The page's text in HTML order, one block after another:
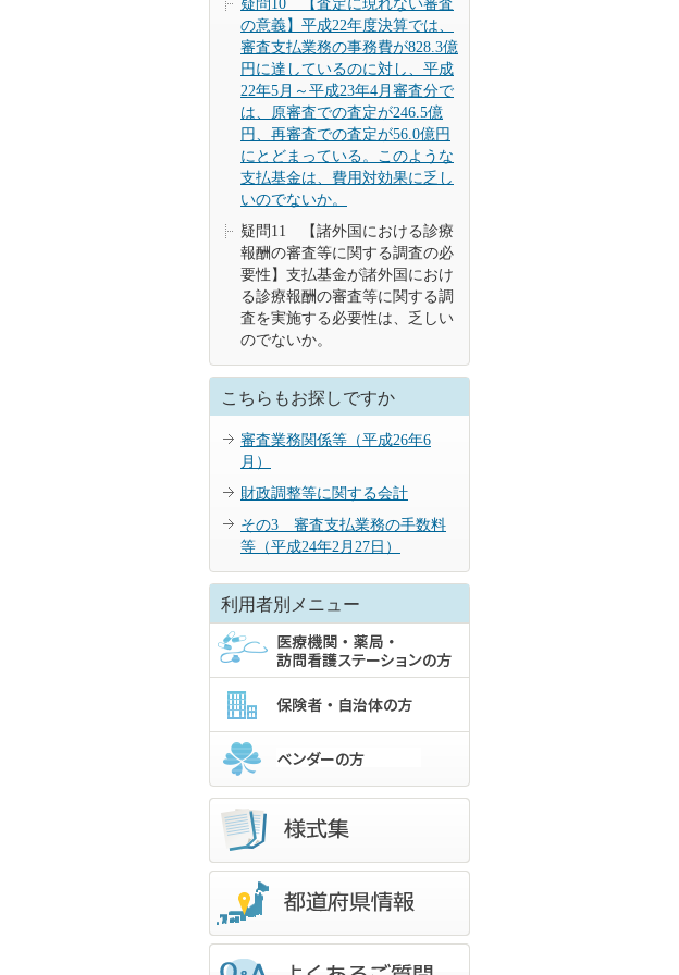
疑問10 【査定に現れない審査
の意義】平成22年度決算では、
審査支払業務の事務費が828.3億
円に達しているのに対し、平成
22年5月～平成23年4月審査分で
は、原審査での査定が246.5億
円、再審査での査定が56.0億円
にとどまっている。このような
支払基金は、費用対効果に乏し
いのでないか。
疑問11 【諸外国における診療
報酬の審査等に関する調査の必
要性】支払基金が諸外国におけ
る診療報酬の審査等に関する調
査を実施する必要性は、乏しい
のでないか。
こちらもお探しですか
審査業務関係等（平成26年6
月）
財政調整等に関する会計
その3 審査支払業務の手数料
等（平成24年2月27日）
利用者別メニュー